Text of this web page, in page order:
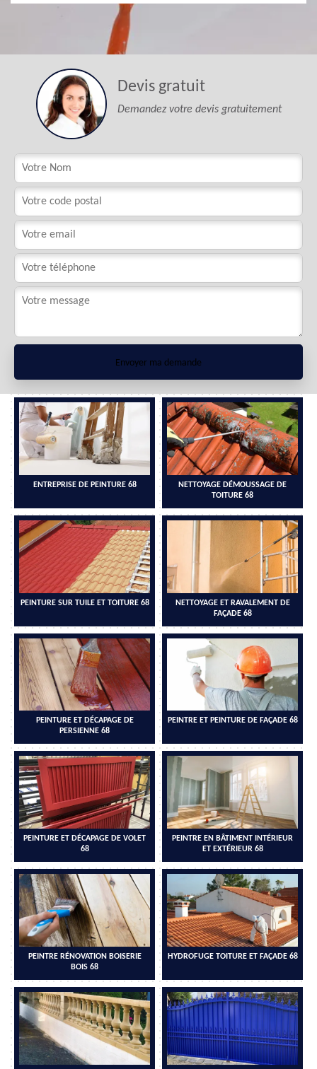
Devis gratuit
Demandez votre devis gratuitement
ENTREPRISE DE PEINTURE 68
NETTOYAGE DÉMOUSSAGE DE
TOITURE 68
PEINTURE SUR TUILE ET TOITURE 68
NETTOYAGE ET RAVALEMENT DE
FAÇADE 68
PEINTURE ET DÉCAPAGE DE
PERSIENNE 68
PEINTRE ET PEINTURE DE FAÇADE 68
PEINTURE ET DÉCAPAGE DE VOLET
68
PEINTRE EN BÂTIMENT INTÉRIEUR
ET EXTÉRIEUR 68
PEINTRE RÉNOVATION BOISERIE
BOIS 68
HYDROFUGE TOITURE ET FAÇADE 68